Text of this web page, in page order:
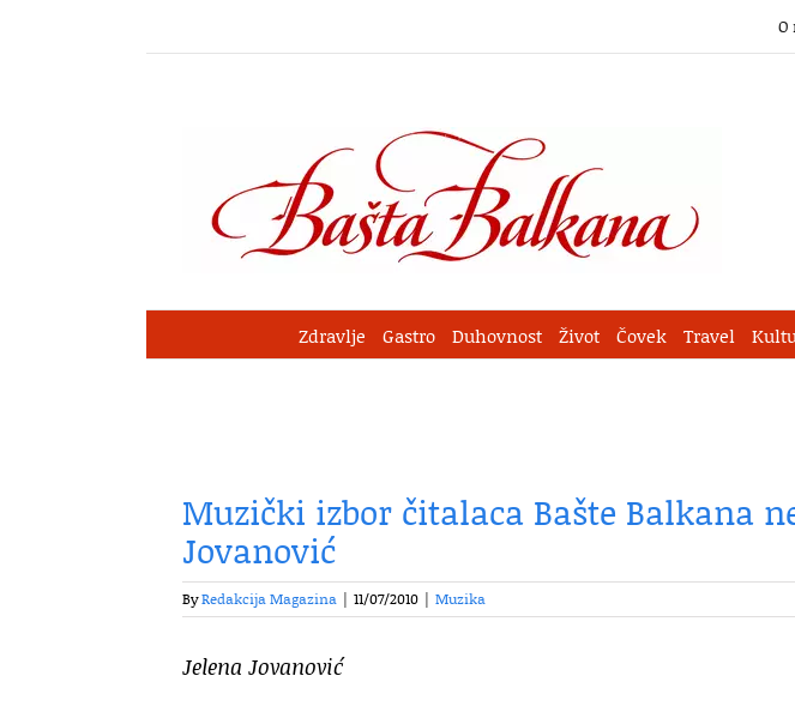
O
Zdravlje Gastro Duhovnost Život Čovek Travel
Muzički izbor čitalaca Bašte Balkana
Jovanović
ByRedakcija Magazina | 11/07/2010 | Muzika
Jelena Jovanović